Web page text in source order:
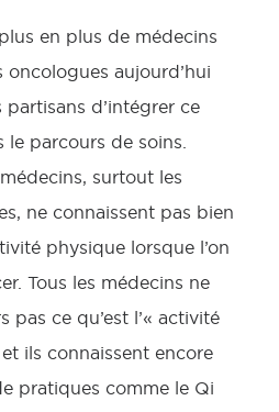
en plus de médecins
oncologues aujourd’hui
d’intégrer ce
le parcours de soins.
surtout les
ne connaissent pas bien
physique lorsque l’on
Tous les médecins ne
pas ce qu’est l’« activité
ils connaissent encore
pratiques comme le Qi